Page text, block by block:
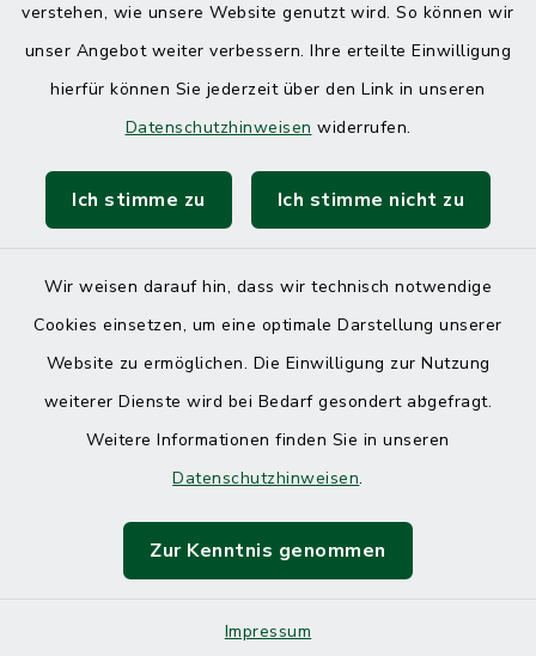
verstehen, wie unsere Website genutzt wird. So können wir
unser Angebot weiter verbessern. Ihre erteilte Einwilligung
hierfür können Sie jederzeit über den Link in unseren
Datenschutzhinweisen widerrufen.
Ich stimme zu Ich stimme nicht zu
Wir weisen darauf hin, dass wir technisch notwendige
Cookies einsetzen, um eine optimale Darstellung unserer
Website zu ermöglichen. Die Einwilligung zur Nutzung
weiterer Dienste wird bei Bedarf gesondert abgefragt.
Weitere Informationen finden Sie in unseren
Datenschutzhinweisen.
Zur Kenntnis genommen
Impressum
Kontakt
Datenschutz
Impressum
Cookie-Einstellungen